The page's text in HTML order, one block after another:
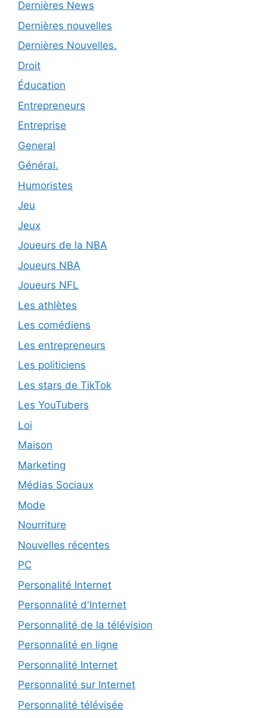
Dernières News
Dernières nouvelles
Dernières Nouvelles.
Droit
Éducation
Entrepreneurs
Entreprise
General
Général.
Humoristes
Jeu
Jeux
Joueurs de la NBA
Joueurs NBA
Joueurs NFL
Les athlètes
Les comédiens
Les entrepreneurs
Les politiciens
Les stars de TikTok
Les YouTubers
Loi
Maison
Marketing
Médias Sociaux
Mode
Nourriture
Nouvelles récentes
PC
Personalité Internet
Personnalité d'Internet
Personnalité de la télévision
Personnalité en ligne
Personnalité Internet
Personnalité sur Internet
Personnalité télévisée